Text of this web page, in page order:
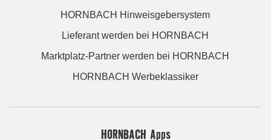
HORNBACH Hinweisgebersystem
Lieferant werden bei HORNBACH
Marktplatz-Partner werden bei HORNBACH
HORNBACH Werbeklassiker
HORNBACH Apps